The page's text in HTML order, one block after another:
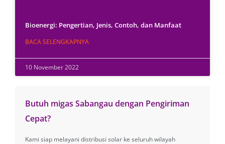
Bioenergi: Pengertian, Jenis, Contoh, dan Manfaat
BACA SELENGKAPNYA
10 November 2022
Butuh migas Sabangau dengan Pengiriman
Cepat?
Kami siap melayani distribusi solar ke seluruh wilayah